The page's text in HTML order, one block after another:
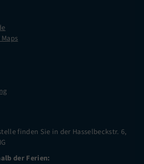
finden Sie in der Hasselbeckstr. 6,
der Ferien: